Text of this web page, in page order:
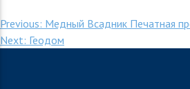
Навигация
по
Previous: Медный Всадник Печатная
Next: Геодом